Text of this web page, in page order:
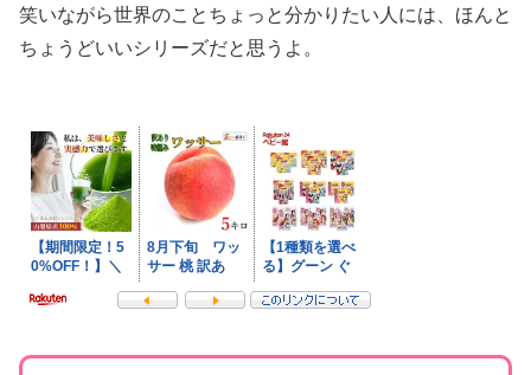
笑いながら世界のことちょっと分かりたい人には、ほんと
ちょうどいいシリーズだと思うよ。